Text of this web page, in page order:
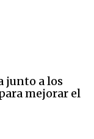
junto a los
mejorar el